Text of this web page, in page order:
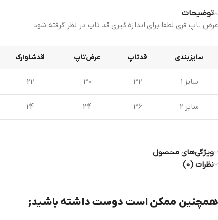
توضیحات
عرض تاپ فری لطفا برای اندازه گیری قد تاپ در نظر گرفته شود
سایزبندی قدتاپ عرض‌تاپ قدشلوارک
سایز 1 32
30
22
سایز 2 36
34
24
ویژگی‌های محصول
نظرات (0)
همچنین ممکن است دوست داشته باشید;